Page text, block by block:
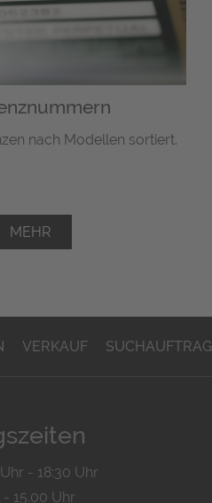
nach Modellen sortiert.
MEHR
VERKAUF SUCHAUFTRAG
- 18:30 Uhr
- 15.00 Uhr